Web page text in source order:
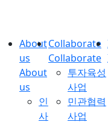
About
us
About
us
인
사
Collaborate
Collaborate
투자육성
사업
민관협력
사업